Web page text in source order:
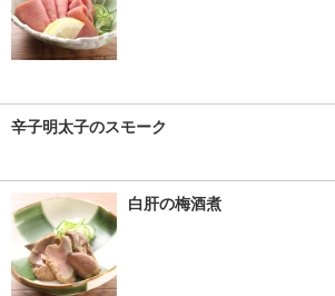
辛子明太子のスモーク
白肝の梅酒煮